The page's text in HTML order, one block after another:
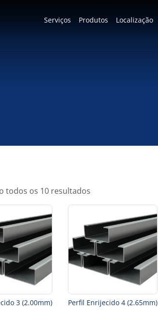
Serviços Produtos Localização
todos os 10 resultados
3 (2.00mm) Perfil Enrijecido 4 (2.65mm)